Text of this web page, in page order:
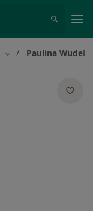
Zmień miasto
Paulina Wudel